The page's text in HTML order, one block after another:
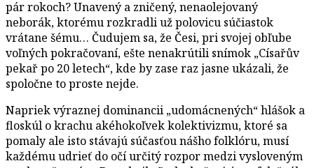
pár rokoch? Unavený a zničený, nenaolejovaný
neborák, ktorému rozkradli už polovicu súčiastok
vrátane šému… Čudujem sa, že Česi, pri svojej obľube
voľných pokračovaní, ešte nenakrútili snímok „Císařův
pekař po 20 letech“, kde by zase raz jasne ukázali, že
spoločne to proste nejde.
Napriek výraznej dominancii „udomácnených“ hlášok a
floskúl o krachu akéhokoľvek kolektivizmu, ktoré sa
pomaly ale isto stávajú súčasťou nášho folklóru, musí
každému udrieť do očí určitý rozpor medzi vysloveným